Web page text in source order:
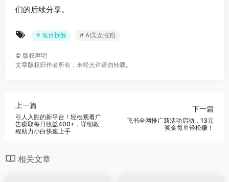
们的后续分享。
# 项目拆解 # AI美女涨粉
© 版权声明
文章版权归作者所有，未经允许请勿转载。
上一篇
引人入胜的新平台！轻松观看广
告赚取每日收益400+，详细教
程助力小白快速上手
下一篇
飞书全网推广新活动启动，13元
奖金每单轻松赚！
相关文章